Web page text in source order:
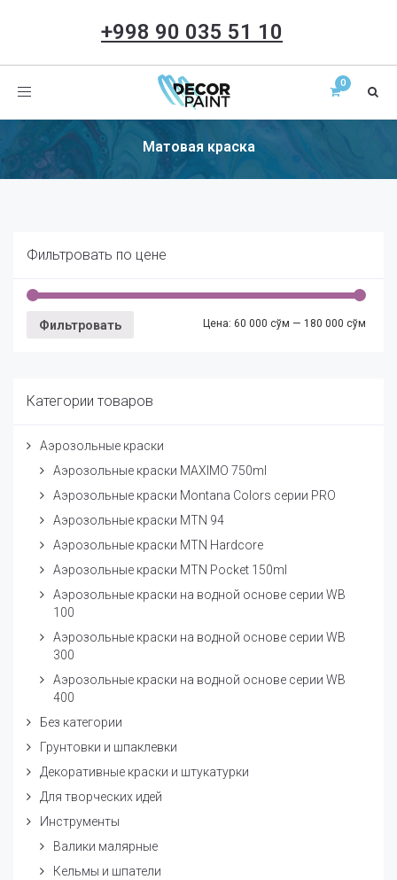
+998 90 035 51 10
Toggle
Матовая краска
Фильтровать по цене
Фильтровать Цена: 60 000 сўм — 180 000 сўм
Категории товаров
Аэрозольные краски
Аэрозольные краски MAXIMO 750ml
Аэрозольные краски Montana Colors серии PRO
Аэрозольные краски MTN 94
Аэрозольные краски MTN Hardcore
Аэрозольные краски MTN Pocket 150ml
Аэрозольные краски на водной основе серии WB
100
Аэрозольные краски на водной основе серии WB
300
Аэрозольные краски на водной основе серии WB
400
Без категории
Грунтовки и шпаклевки
Декоративные краски и штукатурки
Для творческих идей
Инструменты
Валики малярные
Кельмы и шпатели